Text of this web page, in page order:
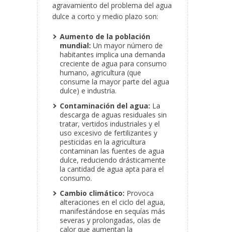
agravamiento del problema del agua
dulce a corto y medio plazo son:
Aumento de la población
mundial: Un mayor número de
habitantes implica una demanda
creciente de agua para consumo
humano, agricultura (que
consume la mayor parte del agua
dulce) e industria.
Contaminación del agua: La
descarga de aguas residuales sin
tratar, vertidos industriales y el
uso excesivo de fertilizantes y
pesticidas en la agricultura
contaminan las fuentes de agua
dulce, reduciendo drásticamente
la cantidad de agua apta para el
consumo.
Cambio climático: Provoca
alteraciones en el ciclo del agua,
manifestándose en sequías más
severas y prolongadas, olas de
calor que aumentan la